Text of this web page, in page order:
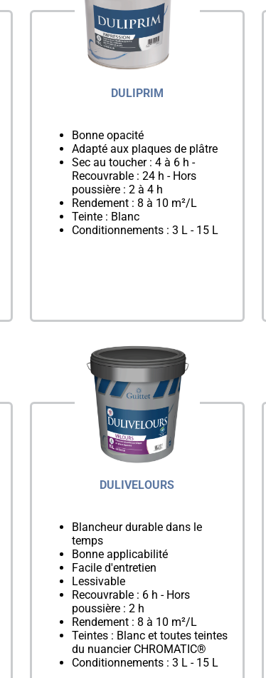
DULIPRIM
Bonne opacité
Adapté aux plaques de plâtre
Sec au toucher : 4 à 6 h -
Recouvrable : 24 h - Hors
poussière : 2 à 4 h
Rendement : 8 à 10 m²/L
Teinte : Blanc
Conditionnements : 3 L - 15 L
DULIVELOURS
Blancheur durable dans le
temps
Bonne applicabilité
Facile d'entretien
Lessivable
Recouvrable : 6 h - Hors
poussière : 2 h
Rendement : 8 à 10 m²/L
Teintes : Blanc et toutes teintes
du nuancier CHROMATIC®
Conditionnements : 3 L - 15 L